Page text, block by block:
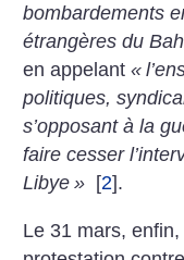
bombardements
étrangères du
en appelant«
politiques,
s’opposant à la
faire cesser
Libye » [2].
Le 31 mars, enfin,